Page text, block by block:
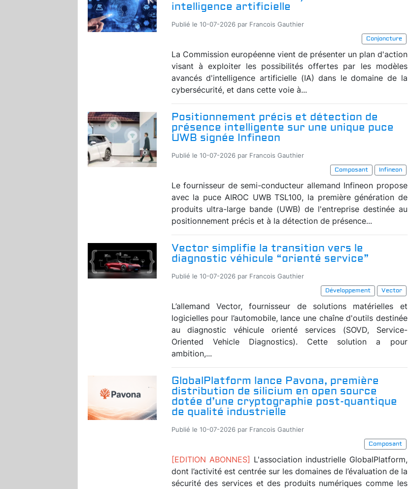
intelligence artificielle
Publié le 10-07-2026 par Francois Gauthier
Conjoncture
La Commission européenne vient de présenter un plan d'action
visant à exploiter les possibilités offertes par les modèles
avancés d'intelligence artificielle (IA) dans le domaine de la
cybersécurité, et dans cette voie à...
Positionnement précis et détection de
présence intelligente sur une unique puce
UWB signée Infineon
Publié le 10-07-2026 par Francois Gauthier
Composant
Infineon
Le fournisseur de semi-conducteur allemand Infineon propose
avec la puce AIROC UWB TSL100, la première génération de
produits ultra-large bande (UWB) de l'entreprise destinée au
positionnement précis et à la détection de présence...
Vector simplifie la transition vers le
diagnostic véhicule “orienté service”
Publié le 10-07-2026 par Francois Gauthier
Développement
Vector
L’allemand Vector, fournisseur de solutions matérielles et
logicielles pour l’automobile, lance une chaîne d'outils destinée
au diagnostic véhicule orienté services (SOVD, Service-
Oriented Vehicle Diagnostics). Cette solution a pour
ambition,...
GlobalPlatform lance Pavona, première
distribution de silicium en open source
dotée d’une cryptographie post-quantique
de qualité industrielle
Publié le 10-07-2026 par Francois Gauthier
Composant
[EDITION ABONNES] L'association industrielle GlobalPlatform,
dont l’activité est centrée sur les domaines de l’évaluation de la
sécurité des services et des produits numériques comme les